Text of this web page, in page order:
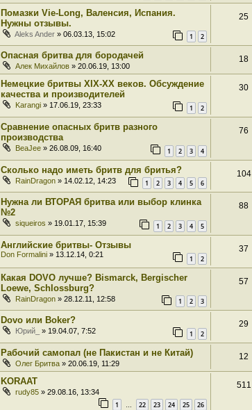
Помазки Vie-Long, Валенсия, Испания.
Нужны отзывы.
Aleks Ander » 06.03.13, 15:02 1 2
25
Опасная бритва для бородачей
Алек Михайлов » 20.06.19, 13:00
18
Немецкие бритвы XIX-XX веков. Обсуждение
качества и производителей
Karangi » 17.06.19, 23:33 1 2
30
Сравнение опасных бритв разного
производства
BeaJee » 26.08.09, 16:40 1 2 3 4
76
Сколько надо иметь бритв для бритья?
RainDragon » 14.02.12, 14:23 1 2 3 4 5 6
104
Нужна ли ВТОРАЯ бритва или выбор клинка
№2
siqueiros » 19.01.17, 15:39 1 2 3 4 5
88
Английские бритвы- Отзывы
Don Formalini » 13.12.14, 0:21 1 2
37
Какая DOVO лучше? Bismarck, Bergischer
Loewe, Schlossburg?
RainDragon » 28.12.11, 12:58 1 2 3
57
Dovo или Boker?
Юрий_ » 19.04.07, 7:52 1 2
29
Рабочий самопал (не Пакистан и не Китай)
Олег Бритва » 20.06.19, 11:29
12
KORAAT
rudy85 » 29.08.16, 13:34
1 22 23 24 25 26
511